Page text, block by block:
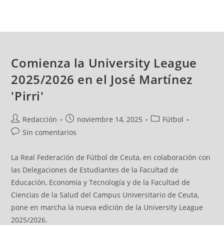
Comienza la University League
2025/2026 en el José Martínez
'Pirri'
Redacción noviembre 14, 2025
Fútbol
Sin comentarios
La Real Federación de Fútbol de Ceuta, en colaboración con
las Delegaciones de Estudiantes de la Facultad de
Educación, Economía y Tecnología y de la Facultad de
Ciencias de la Salud del Campus Universitario de Ceuta,
pone en marcha la nueva edición de la University League
2025/2026.